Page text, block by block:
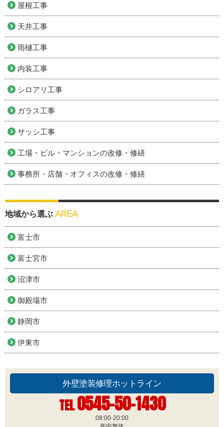
屋根工事
天井工事
雨樋工事
内装工事
シロアリ工事
ガラス工事
サッシ工事
工場・ビル・マンションの改修・修繕
事務所・店舗・オフィスの改修・修繕
地域から選ぶ AREA
富士市
富士宮市
沼津市
御殿場市
静岡市
伊東市
外壁塗装修理ホットライン
TEL0545-50-1430
08:00-20:00